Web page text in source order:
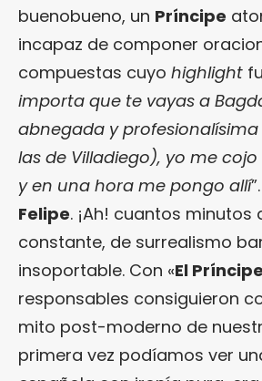
buenobueno, un Príncipe
incapaz de componer
compuestas cuyo highlight
importa que te vayas a
abnegada y
las de Villadiego), yo me
y en una hora me pongo allí
Felipe. ¡Ah! cuantos minutos
constante, de surrealismo
insoportable. Con «El
responsables consiguieron
mito post-moderno de
primera vez podíamos ver